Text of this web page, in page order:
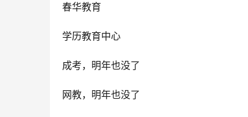
春华教育
学历教育中心
成考，明年也没了
网教，明年也没了